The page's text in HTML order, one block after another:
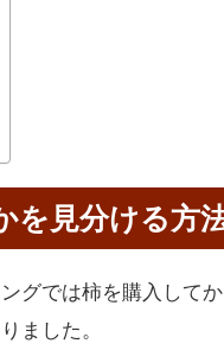
を見分ける方
グでは柿を購入して
ました。